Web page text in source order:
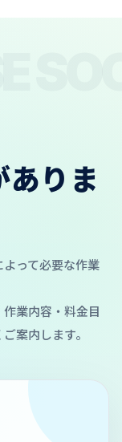
りま
って必要な作業
業内容・料金目
案内します。